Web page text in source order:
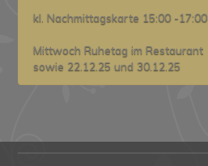
kl. Nachmittagskarte 15:00 -17:00
Mittwoch Ruhetag im Restaurant
sowie 22.12.25 und 30.12.25